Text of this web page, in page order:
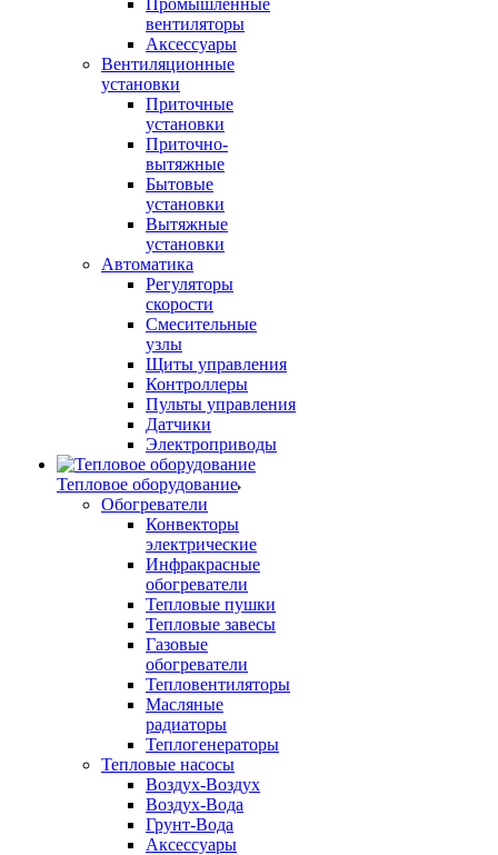
Промышленные
вентиляторы
Аксессуары
Вентиляционные
установки
Приточные
установки
Приточно-
вытяжные
Бытовые
установки
Вытяжные
установки
Автоматика
Регуляторы
скорости
Смесительные
узлы
Щиты управления
Контроллеры
Пульты управления
Датчики
Электроприводы
Тепловое оборудование
Обогреватели
Конвекторы
электрические
Инфракрасные
обогреватели
Тепловые пушки
Тепловые завесы
Газовые
обогреватели
Тепловентиляторы
Масляные
радиаторы
Теплогенераторы
Тепловые насосы
Воздух-Воздух
Воздух-Вода
Грунт-Вода
Аксессуары